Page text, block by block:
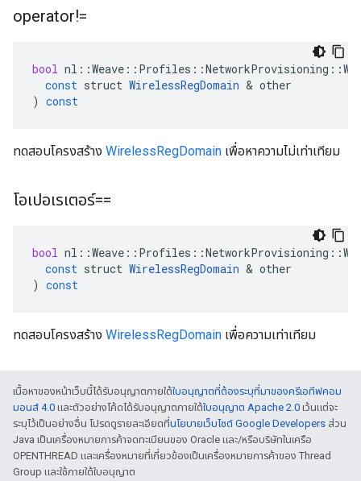
operator!=
bool nl ::Weave :: Profiles ::NetworkProvisioning ::
const struct WirelessRegDomain & other
) const
ทดสอบโครงสร้าง WirelessRegDomain เพื่อหาความไม่เท่าเทียม
โอเปอเรเตอร์==
bool nl ::Weave :: Profiles ::NetworkProvisioning ::
const struct WirelessRegDomain & other
) const
ทดสอบโครงสร้าง WirelessRegDomain เพื่อความเท่าเทียม
เนื้อหาของหน้าเว็บนี้ได้รับอนุญาตภายใต้ใบอนุญาตที่ต้องระบุที่มาของครีเอทีฟคอม
มอนส์ 4.0 และตัวอย่างโค้ดได้รับอนุญาตภายใต้ใบอนุญาต Apache 2.0 เว้นแต่จะ
ระบุไว้เป็นอย่างอื่น โปรดดูรายละเอียดที่นโยบายเว็บไซต์ Google Developers ส่วน
Java เป็นเครื่องหมายการค้าจดทะเบียนของ Oracle และ/หรือบริษัทในเครือ
OPENTHREAD และเครื่องหมายที่เกี่ยวข้องเป็นเครื่องหมายการค้าของ Thread
Group และใช้ภายใต้ใบอนุญาต